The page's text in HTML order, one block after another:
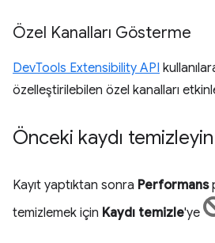
Özel Kanalları Gösterme
DevTools Extensibility API
özelleştirilebilen özel kanalları
Önceki kaydı temizleyin
Kayıt yaptıktan sonra Performans
temizlemek için Kaydı temizle'ye